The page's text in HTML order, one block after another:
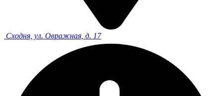
Сходня, ул. Овражная, д. 17